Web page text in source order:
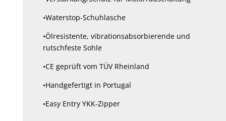
•Waterstop-Schuhlasche
•Ölresistente, vibrationsabsorbierende und
rutschfeste Sohle
•CE geprüft vom TÜV Rheinland
•Handgefertigt in Portugal
•Easy Entry YKK-Zipper